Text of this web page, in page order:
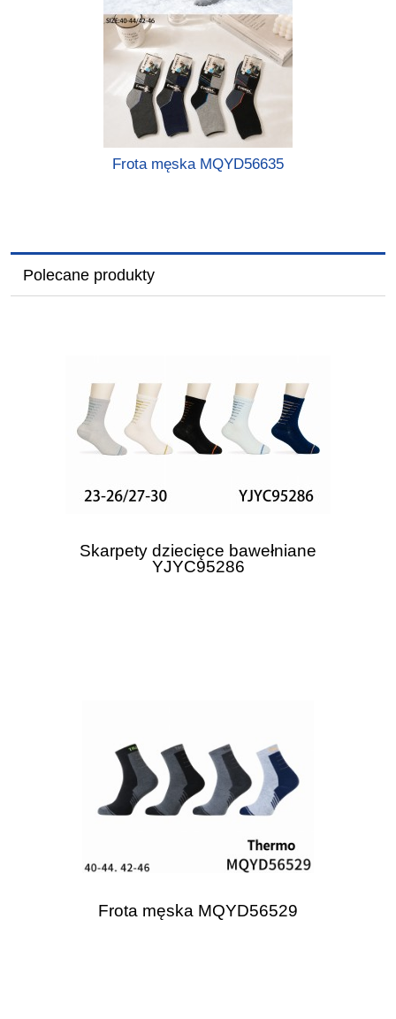
Frota męska MQYD56635
Polecane produkty
Skarpety dziecięce bawełniane
YJYC95286
Frota męska MQYD56529